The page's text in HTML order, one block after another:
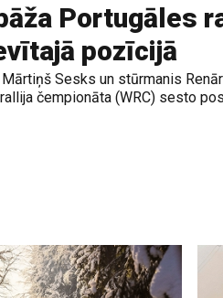
Portugāles
pozīcijā
Sesks un stūrmanis
čempionāta (WRC) sesto